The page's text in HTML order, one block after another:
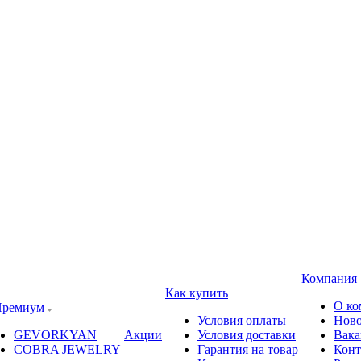
GEVORKYAN
COBRA JEWELRY
Акции
Как купить
Условия оплаты
Условия доставки
Гарантия на товар
Компания
О